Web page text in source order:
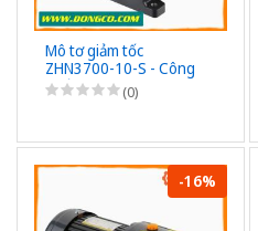
Mô tơ giảm tốc
ZHN3700-10-S - Công
suất 3700W (5HP) -
1/10 - Chân đế - 3Pha
(0)
-16%